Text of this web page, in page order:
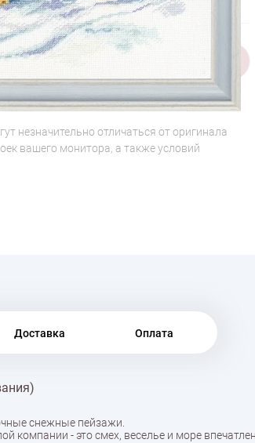
обзор 2
незначительно отличаться от оригинала
вашего монитора, а также условий
Доставка Оплата
снежные пейзажи.
компании - это смех, веселье и море